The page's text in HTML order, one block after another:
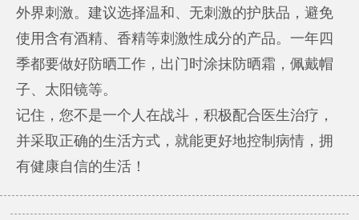
外界刺激。建议选择温和、无刺激的护肤品，避免
使用含有酒精、香精等刺激性成分的产品。一年四
季都要做好防晒工作，出门时涂抹防晒霜，佩戴帽
子、太阳镜等。
记住，您不是一个人在战斗，积极配合医生治疗，
并采取正确的生活方式，就能更好地控制病情，拥
有健康自信的生活！